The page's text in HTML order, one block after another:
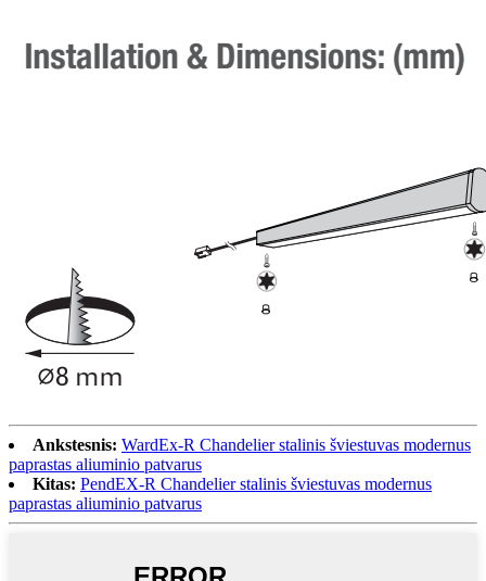
Ankstesnis: WardEx-R Chandelier stalinis šviestuvas modernus
paprastas aliuminio patvarus
Kitas: PendEX-R Chandelier stalinis šviestuvas modernus
paprastas aliuminio patvarus